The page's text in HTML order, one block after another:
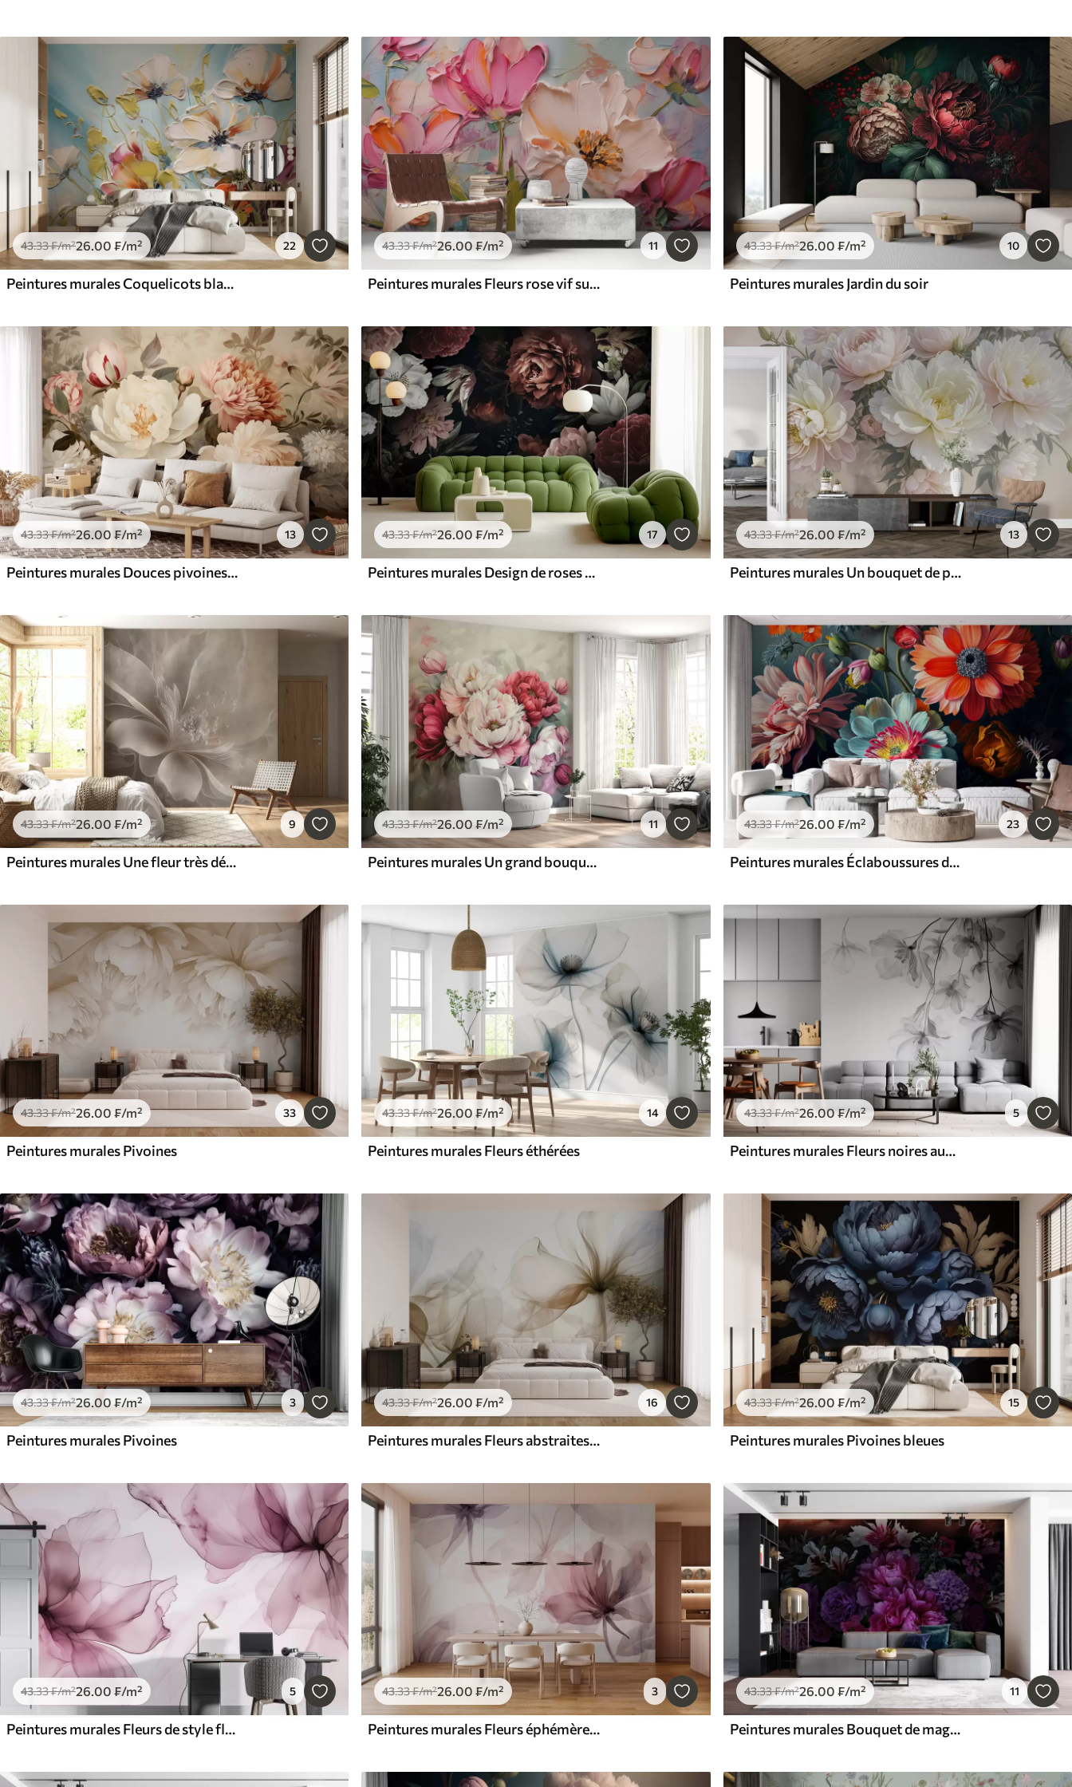
43.33₣/m²26 .00 ₣/m² 22
Peintures murales Coquelicots blancs abstraits sur fond bleu, imitation de coups de pinceau
43.33₣/m²26 .00 ₣/m² 11
Peintures murales Fleurs rose vif sur fond gris bleu clair
43.33₣/m²26 .00 ₣/m² 10
Peintures murales Jardin du soir
43.33₣/m²26.00 ₣/m² 13
Peintures murales Douces pivoines et chrysanthèmes aux teintes pastel
43.33₣/m²26.00 ₣/m² 17
Peintures murales Design de roses avec effet aquarelle
43.33₣/m²26.00 ₣/m² 13
Peintures murales Un bouquet de pivoines et d'autres fleurs luxuriantes aux couleurs pastel sur un fond doux et flou
43.33₣/m²26 .00 ₣/m² 9
Peintures murales Une fleur très délicate
43.33₣/m²26 .00 ₣/m² 11
Peintures murales Un grand bouquet de pivoines
43.33₣/m²26 .00 ₣/m² 23
Peintures murales Éclaboussures de fleurs
43.33₣/m²26.00 ₣/m² 33
Peintures murales Pivoines
43.33₣/m²26.00 ₣/m² 14
Peintures murales Fleurs éthérées
43.33₣/m²26.00₣/m² 5
Peintures murales Fleurs noires aux pétales translucides suspendues à une branche, noir et blanc, composition d'art moderne minimaliste
43.33₣/m²26.00 ₣/m² 3
Peintures murales Pivoines
43.33₣/m²26.00 ₣/m² 16
Peintures murales Fleurs abstraites brunes aux pétales doux et translucides et aux détails délicats, sur fond blanc
43.33₣/m²26.00 ₣/m² 15
Peintures murales Pivoines bleues
43.33₣/m²26.00 ₣/m² 5
Peintures murales Fleurs de style fluide, abstraction florale, aquarelle, palette de couleurs rose
43.33₣/m²26.00 ₣/m² 3
Peintures murales Fleurs éphémères aux délicates couleurs pastel
43.33₣/m²26.00 ₣/m² 11
Peintures murales Bouquet de magnifiques pivoines